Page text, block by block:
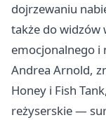
dojrzewaniu
także do widzów
emocjonalnego i
Andrea Arnold,
Honey i Fish
reżyserskie —